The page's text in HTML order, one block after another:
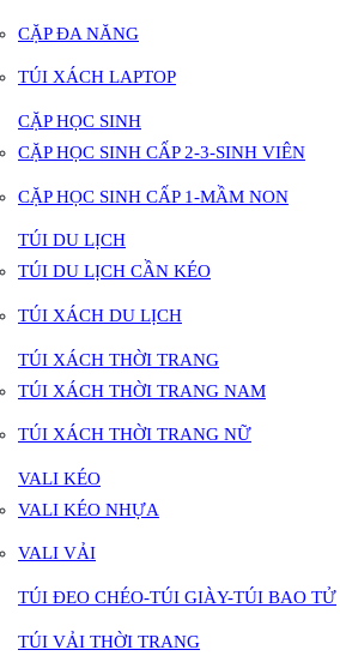
CẶP ĐA NĂNG
TÚI XÁCH LAPTOP
CẶP HỌC SINH
CẶP HỌC SINH CẤP 2-3-SINH VIÊN
CẶP HỌC SINH CẤP 1-MẦM NON
TÚI DU LỊCH
TÚI DU LỊCH CẦN KÉO
TÚI XÁCH DU LỊCH
TÚI XÁCH THỜI TRANG
TÚI XÁCH THỜI TRANG NAM
TÚI XÁCH THỜI TRANG NỮ
VALI KÉO
VALI KÉO NHỰA
VALI VẢI
TÚI ĐEO CHÉO-TÚI GIÀY-TÚI BAO TỬ
TÚI VẢI THỜI TRANG